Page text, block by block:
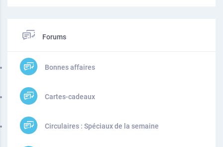
Forums
Bonnes affaires
Cartes-cadeaux
Circulaires : Spéciaux de la semaine